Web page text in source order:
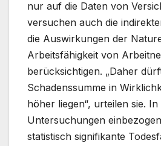
nur auf die Daten von
versuchen auch die
die Auswirkungen der
Arbeitsfähigkeit von
berücksichtigen. „Daher
Schadenssumme in
höher liegen“, urteilen sie. In
Untersuchungen
statistisch signifikante